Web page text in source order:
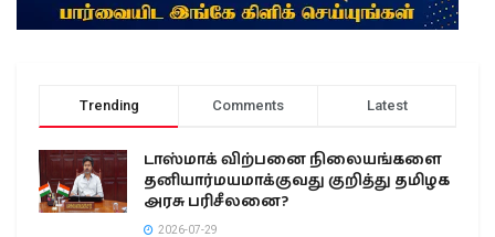
Trending Comments Latest
டாஸ்மாக் விற்பனை நிலையங்களை
தனியார்மயமாக்குவது குறித்து தமிழக
அரசு பரிசீலனை?
2026-07-29